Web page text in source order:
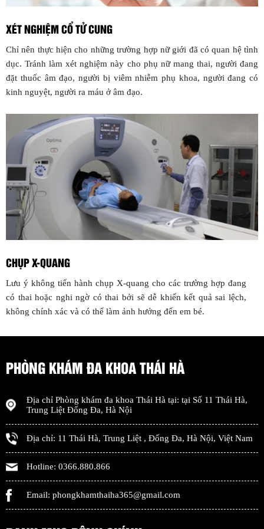
XÉT NGHIỆM CỔ TỬ CUNG
Chỉ nên thực hiện cho những trường hợp nữ giới đã có quan hệ tình
dục. Tránh làm xét nghiệm này cho phụ nữ mang thai, người đang
đặt thuốc âm đạo, người bị viêm nhiễm phụ khoa, người đang có
kinh nguyệt, người ra máu ở âm đạo.
CHỤP X-QUANG
Lưu ý không tiến hành chụp X-quang cho các trường hợp đang
có thai hoặc nghi ngờ có thai bởi sẽ dễ khiến kết quả sai lệch,
không chính xác và có thể làm ảnh hưởng đến em bé.
PHÒNG KHÁM ĐA KHOA THÁI HÀ
Địa chỉ Phòng khám đa khoa Thái Hà tại: tại Số 11 Thái Hà,
Trung Liệt Đống Đa, Hà Nội
Địa chỉ: 11 Thái Hà, Trung Liệt , Đống Đa, Hà Nội, Việt Nam
Hotline: 0366.880.866
Email: phongkhamthaiha365@gmail.com